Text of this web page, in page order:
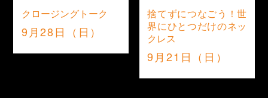
クロージングトーク
9月28日（日）
捨てずにつなごう！世
界にひとつだけのネッ
クレス
9月21日（日）